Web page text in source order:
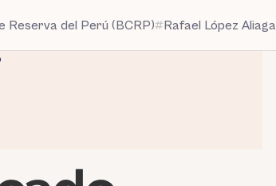
Reserva del Perú (BCRP) Rafael López Aliaga